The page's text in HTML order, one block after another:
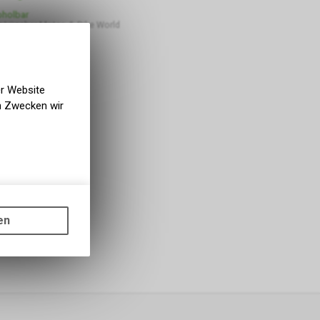
Lüscher Motor- & Bike World
Website
Zwecken wir
wie die
die